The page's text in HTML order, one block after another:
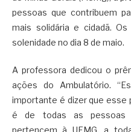
pessoas que contribuem
mais solidária e cidadã.
solenidade no dia 8 de maio.
A professora dedicou o
ações do Ambulatório.
importante é dizer que esse
é de todas as pessoas
pertencem à UFMG, a